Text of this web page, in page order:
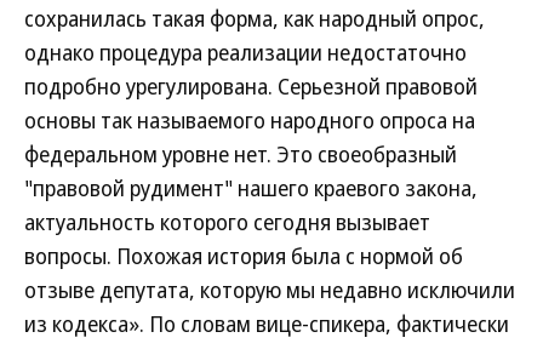
сохранилась такая форма, как народный опрос,
однако процедура реализации недостаточно
подробно урегулирована. Серьезной правовой
основы так называемого народного опроса на
федеральном уровне нет. Это своеобразный
"правовой рудимент" нашего краевого закона,
актуальность которого сегодня вызывает
вопросы. Похожая история была с нормой об
отзыве депутата, которую мы недавно исключили
из кодекса». По словам вице-спикера, фактически